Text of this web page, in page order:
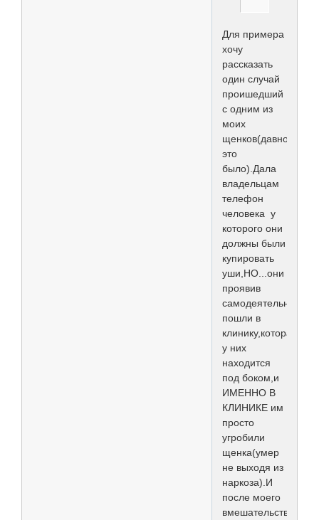
Для примера
хочу
рассказать
один случай
проишедший
с одним из
моих
щенков(давно
это
было).Дала
владельцам
телефон
человека у
которого они
должны были
купировать
уши,НО...они
проявив
самодеятельность
пошли в
клинику,которая
у них
находится
под боком,и
ИМЕННО В
КЛИНИКЕ им
просто
угробили
щенка(умер
не выходя из
наркоза).И
после моего